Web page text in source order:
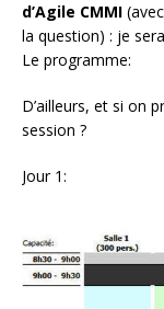
d’Agile CMMI
la question) : je
Le programme:
D’ailleurs, et si on
session ?
Jour 1: